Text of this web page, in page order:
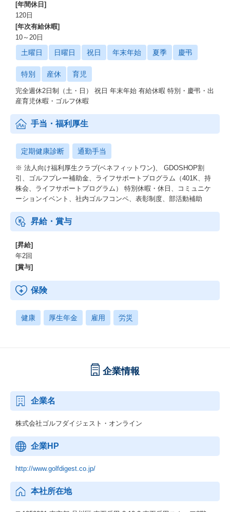
[年間休日]
120日
[年次有給休暇]
10～20日
土曜日 日曜日 祝日 年末年始 夏季 慶弔
特別 産休 育児
完全週休2日制（土・日） 祝日 年末年始 有給休暇 特別・慶弔・出
産育児休暇・ゴルフ休暇
手当・福利厚生
定期健康診断 通勤手当
※ 法人向け福利厚生クラブ(ベネフィットワン)、 GDOSHOP割
引、ゴルフプレー補助金、ライフサポートプログラム（401K、持
株会、ライフサポートプログラム） 特別休暇・休日、コミュニケ
ーションイベント、社内ゴルフコンペ、表彰制度、部活動補助
昇給・賞与
[昇給]
年2回
[賞与]
保険
健康 厚生年金 雇用 労災
企業情報
企業名
株式会社ゴルフダイジェスト・オンライン
企業HP
http://www.golfdigest.co.jp/
本社所在地